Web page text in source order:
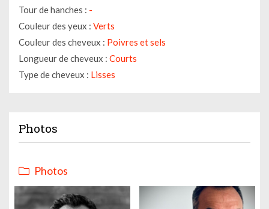
Tour de hanches : -
Couleur des yeux : Verts
Couleur des cheveux : Poivres et sels
Longueur de cheveux : Courts
Type de cheveux : Lisses
Photos
Photos